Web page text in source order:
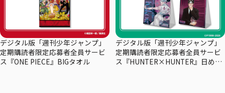
デジタル版「週刊少年ジャンプ」
定期購読者限定応募者全員サービ
ス『ONE PIECE』BIGタオル
デジタル版「週刊少年ジャンプ」
定期購読者限定応募者全員サービ
ス『HUNTER×HUNTER』日めく